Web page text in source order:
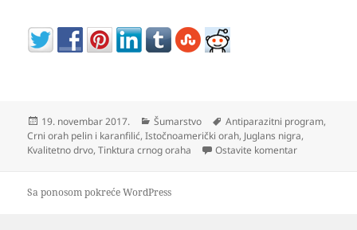
Objavljeno
19. novembar 2017. Kategorije
Šumarstvo Oznake
Antiparazitni program,
Crni orah pelin i karanfilić,Istočnoamerički orah, Juglans nigra,
Kvalitetno drvo,Tinktura crnog oraha Ostavite komentarna Crni orah
Sa ponosom pokreće WordPress